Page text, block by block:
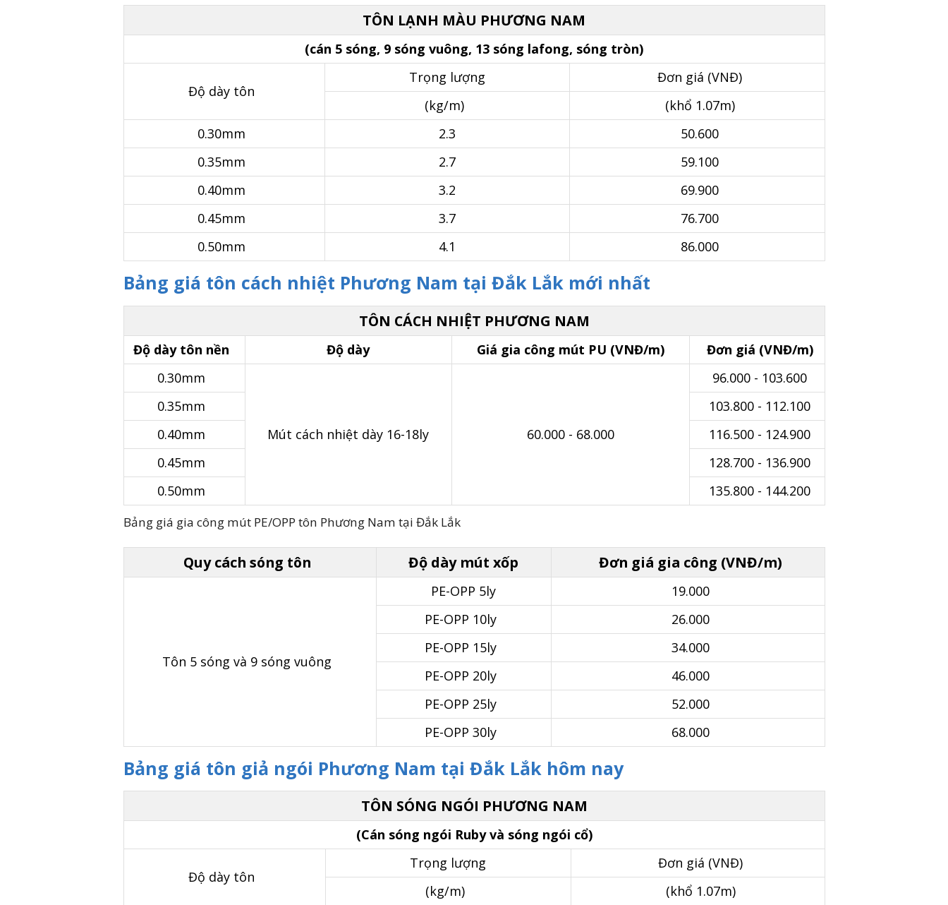
TÔN LẠNH MÀU PHƯƠNG NAM
(cán 5 sóng, 9 sóng vuông, 13 sóng lafong, sóng tròn)
Độ dày tôn
Trọng lượng
Đơn giá (VNĐ)
(kg/m)
(khổ 1.07m)
0.30mm
2.3
50.600
0.35mm
2.7
59.100
0.40mm
3.2
69.900
0.45mm
3.7
76.700
0.50mm
4.1 86.000
Bảng giá tôn cách nhiệt Phương Nam tại Đắk Lắk mới nhất
TÔN CÁCH NHIỆT PHƯƠNG NAM
Độ dày tôn nền Độ dày Giá gia công mút PU (VNĐ/m)
Đơn giá (VNĐ/m)
0.30mm
Mút cách nhiệt dày 16-18ly 60.000 - 68.000
96.000 - 103.600
0.35mm
103.800 - 112.100
0.40mm
116.500 - 124.900
0.45mm
128.700 - 136.900
0.50mm
135.800 - 144.200
Bảng giá gia công mút PE/OPP tôn Phương Nam tại Đắk Lắk
Quy cách sóng tôn Độ dày mút xốp Đơn giá gia công (VNĐ/m)
Tôn 5 sóng và 9 sóng vuông
PE-OPP 5ly
19.000
PE-OPP 10ly
26.000
PE-OPP 15ly
34.000
PE-OPP 20ly
46.000
PE-OPP 25ly
52.000
PE-OPP 30ly
68.000
Bảng giá tôn giả ngói Phương Nam tại Đắk Lắk hôm nay
TÔN SÓNG NGÓI PHƯƠNG NAM
(Cán sóng ngói Ruby và sóng ngói cổ)
Độ dày tôn
Trọng lượng
Đơn giá (VNĐ)
(kg/m)
(khổ 1.07m)